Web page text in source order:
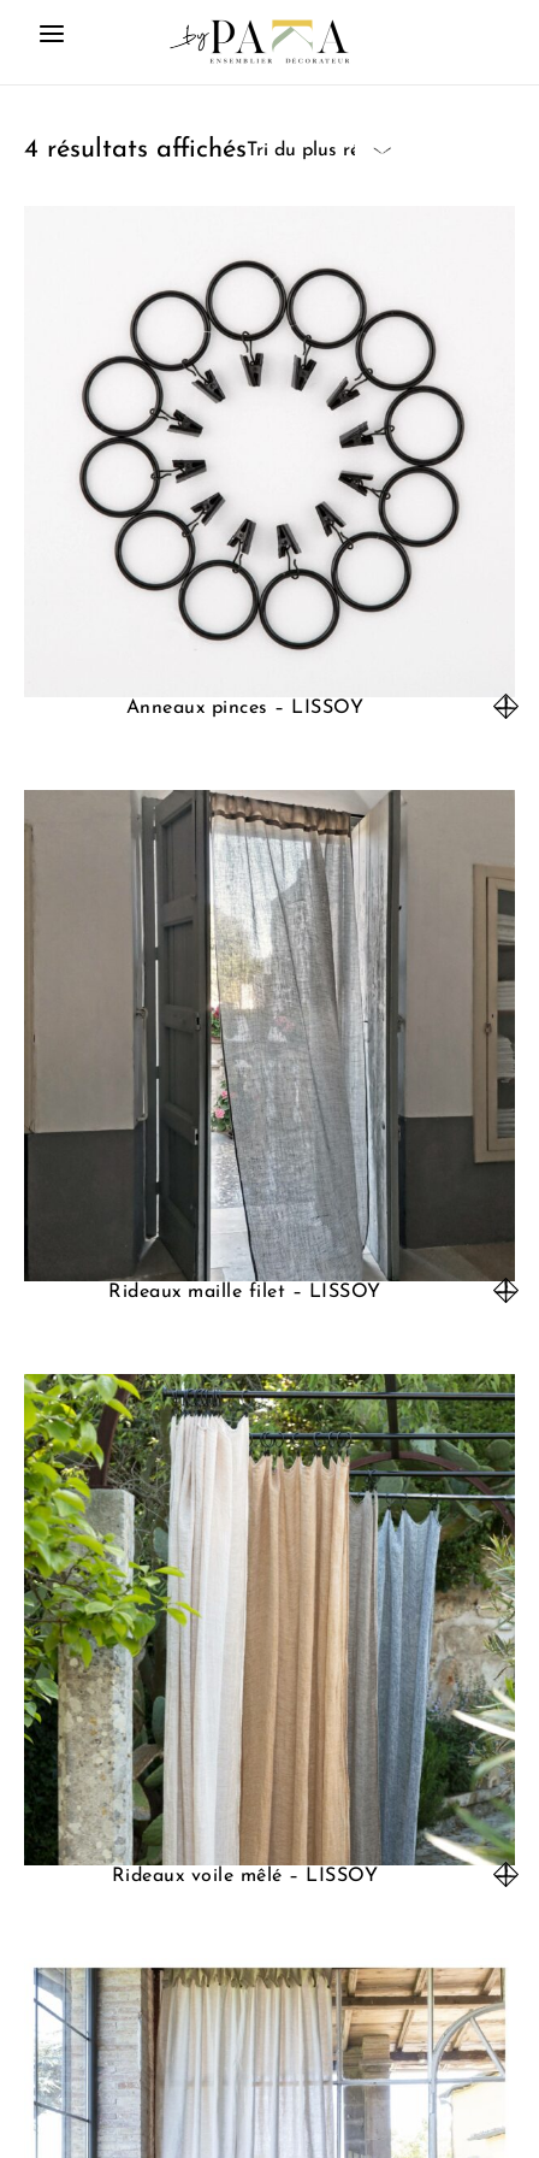
4 résultats affichés
Anneaux pinces – LISSOY
Rideaux maille filet – LISSOY
Rideaux voile mêlé – LISSOY